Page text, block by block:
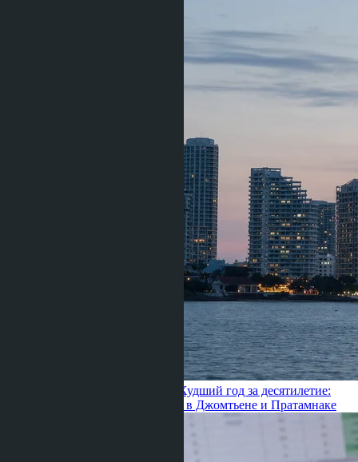
Худший год за десятилетие:
как падение рынка меняет цены в Джомтьене и Пратамнаке